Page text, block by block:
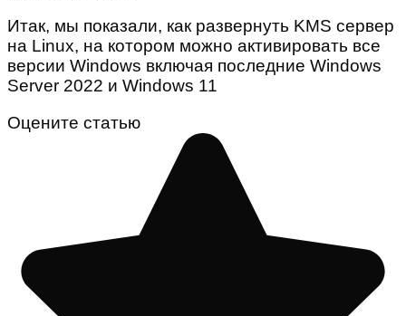
Итак, мы показали, как развернуть KMS сервер
на Linux, на котором можно активировать все
версии Windows включая последние Windows
Server 2022 и Windows 11
Оцените статью